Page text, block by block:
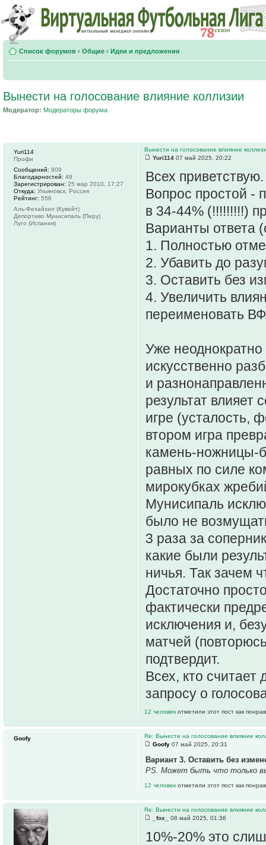
Список форумов ‹ Общие ‹ Идеи и предложения
Вынести на голосование влияние коллизии
Модератор: Модераторы форума
Вынести на голосование влияние
Yuri114 07 май 2025, 20:22
Всех приветствую.
Вопрос простой -
в 34-44% (!!!!!!!!!)
Варианты ответа
1. Полностью
2. Убавить до
3. Оставить без
4. Увеличить
переименовать
Уже
искусственно
и
результат влияет
игре (усталость,
втором игра
камень-ножницы-
равных по силе
мирокубках
Мунисипаль
было не
3 раза за
какие были
ничья. Так зачем
Достаточно
фактически
исключения и,
матчей
подтвердит.
Всех, кто
запросу о
12 человек отметили этот пост как
Yuri114
Профи
Сообщений: 909
Благодарностей: 49
Зарегистрирован: 25 мар 2010, 17:27
Откуда: Ульяновск, Россия
Рейтинг: 556
Аль-Фехайхил (Кувейт)
Депортиво Мунисипаль (Перу)
Луго (Испания)
Re: Вынести на голосование влияние
Goofy 07 май 2025, 20:31
Вариант 3. Оставить без
PS. Может быть что только
12 человек отметили этот пост как
Goofy
Re: Вынести на голосование влияние
_fox_
08 май 2025, 01:36
10%-20% это